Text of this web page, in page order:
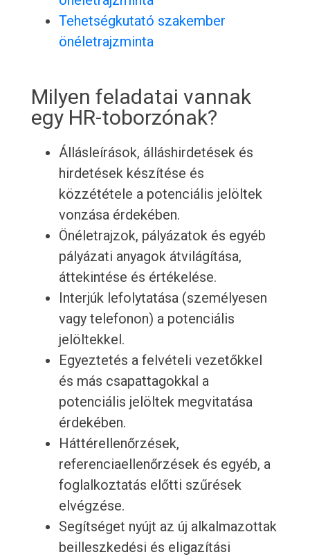
Tehetségkutató szakember
önéletrajzminta
Milyen feladatai vannak
egy HR-toborzónak?
Állásleírások, álláshirdetések és
hirdetések készítése és
közzététele a potenciális jelöltek
vonzása érdekében.
Önéletrajzok, pályázatok és egyéb
pályázati anyagok átvilágítása,
áttekintése és értékelése.
Interjúk lefolytatása (személyesen
vagy telefonon) a potenciális
jelöltekkel.
Egyeztetés a felvételi vezetőkkel
és más csapattagokkal a
potenciális jelöltek megvitatása
érdekében.
Háttérellenőrzések,
referenciaellenőrzések és egyéb, a
foglalkoztatás előtti szűrések
elvégzése.
Segítséget nyújt az új alkalmazottak
beilleszkedési és eligazítási